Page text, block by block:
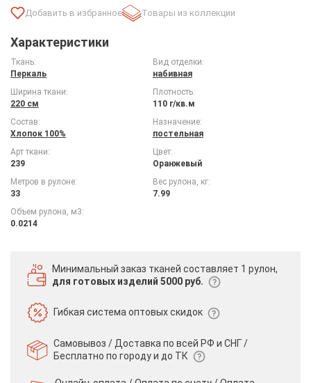
Товары из коллекции
Характеристики
Ткань:
Перкаль
Вид отделки:
набивная
Ширина ткани:
220 см
Плотность:
110 г/кв.м
Состав:
Хлопок 100%
Назначение:
постельная
Арт ткани:
239
Цвет:
Оранжевый
Метров в рулоне:
33
Вес рулона, кг:
7.99
Объем рулона, м3:
0.0214
Минимальный заказ тканей составляет 1 рулон,
для готовых изделий 5000 руб.
Гибкая системаоптовых скидок
Самовывоз / Доставка по всей РФ и СНГ /
Бесплатно по городу и до ТК